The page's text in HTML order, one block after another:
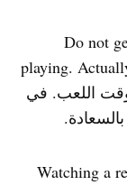
.Do not
playing.
اللعب. في
!Watching a